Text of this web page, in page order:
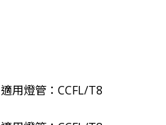
用燈管：CCFL/T8